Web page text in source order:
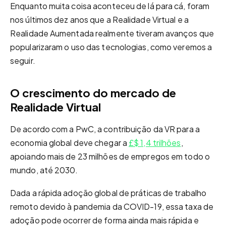
Enquanto muita coisa aconteceu de lá para cá, foram
nos últimos dez anos que a Realidade Virtual e a
Realidade Aumentada realmente tiveram avanços que
popularizaram o uso das tecnologias, como veremos a
seguir.
O crescimento do mercado de
Realidade Virtual
De acordo com a PwC, a contribuição da VR para a
economia global deve chegar a £$ 1,4 trilhões,
apoiando mais de 23 milhões de empregos em todo o
mundo, até 2030.
Dada a rápida adoção global de práticas de trabalho
remoto devido à pandemia da COVID-19, essa taxa de
adoção pode ocorrer de forma ainda mais rápida e